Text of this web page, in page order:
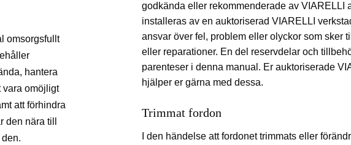
omsorgsfullt
hantera
vara omöjligt
att förhindra
nära till
godkända eller rekommenderade av VIARELLI
installeras av en auktoriserad VIARELLI
ansvar över fel, problem eller olyckor som sker
eller reparationer. En del reservdelar och
parenteser i denna manual. Er auktoriserade
hjälper er gärna med dessa.
Trimmat fordon
I den händelse att fordonet trimmats eller